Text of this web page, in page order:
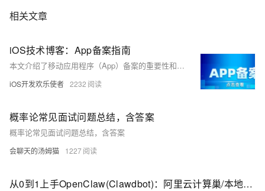
相关文章
iOS技术博客：App备案指南
本文介绍了移动应用程序（App）备案的重要性和流程。备案是规范App开发和运营的必要手段，有助于保护用户权益、维护网络安全和社会秩序。为了帮助开发者更好地了解备案流程，本文提供了一份最新、最全、最详的备案指南，包括备案目的、好处、对象、时间、流程、条件和注意事项等内容。
iOS开发欢乐使者 2232
概率论常见面试问题总结，含答案
概率论常见面试问题总结，含答案
会聊天的汤姆猫 1227
从0到1上手OpenClaw(Clawdbot)：阿里云计算巢/本地部署+免费百炼API配置+Skill集成实操手册